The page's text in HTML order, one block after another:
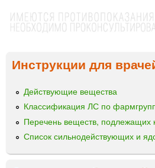
Инструкции для
Действующие вещества
Классификация ЛС по
Перечень веществ, подлежащих
Список сильнодействующих и